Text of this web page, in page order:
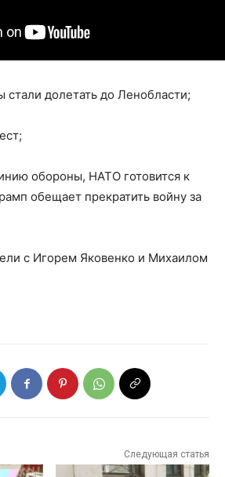
стали долетать до Ленобласти;
обороны, НАТО готовится к
обещает прекратить войну за
с Игорем Яковенко и Михаилом
Следующая статья